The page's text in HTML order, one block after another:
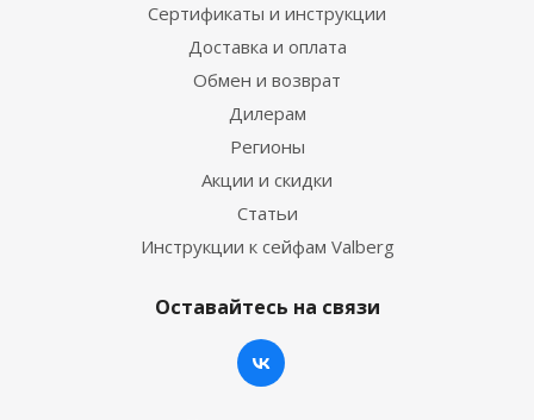
Сертификаты и инструкции
Доставка и оплата
Обмен и возврат
Дилерам
Регионы
Акции и скидки
Статьи
Инструкции к сейфам Valberg
Оставайтесь на связи